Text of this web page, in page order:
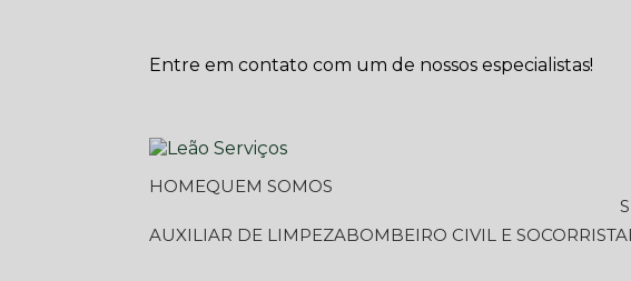
Entre em contato com um de nossos especialistas!
HOME
QUEM SOMOS
AUXILIAR DE LIMPEZA
BOMBEIRO CIVIL E SOCORRISTA